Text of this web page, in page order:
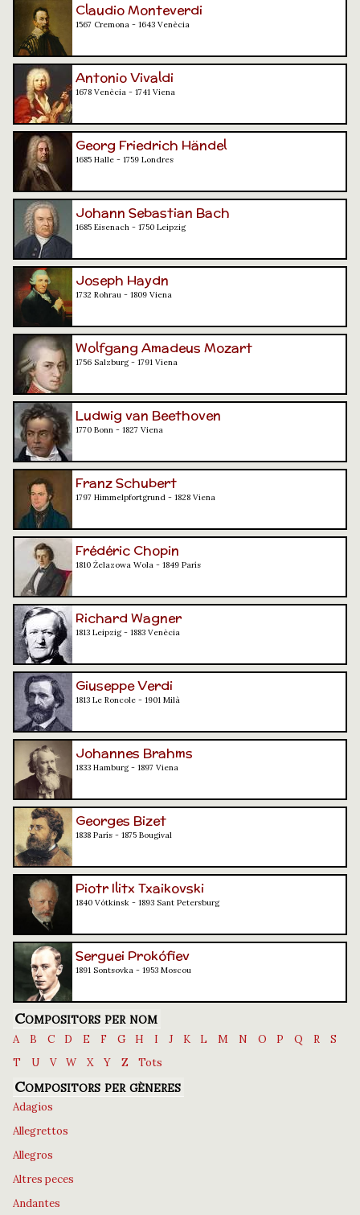
Claudio Monteverdi
1567 Cremona - 1643 Venècia
Antonio Vivaldi
1678 Venècia - 1741 Viena
Georg Friedrich Händel
1685 Halle - 1759 Londres
Johann Sebastian Bach
1685 Eisenach - 1750 Leipzig
Joseph Haydn
1732 Rohrau - 1809 Viena
Wolfgang Amadeus Mozart
1756 Salzburg - 1791 Viena
Ludwig van Beethoven
1770 Bonn - 1827 Viena
Franz Schubert
1797 Himmelpfortgrund - 1828 Viena
Frédéric Chopin
1810 Żelazowa Wola - 1849 París
Richard Wagner
1813 Leipzig - 1883 Venècia
Giuseppe Verdi
1813 Le Roncole - 1901 Milà
Johannes Brahms
1833 Hamburg - 1897 Viena
Georges Bizet
1838 París - 1875 Bougival
Piotr Ilitx Txaikovski
1840 Vótkinsk - 1893 Sant Petersburg
Serguei Prokófiev
1891 Sontsovka - 1953 Moscou
Compositors per nom
A B C D E F G H I J K L M N O P Q R
S
T
U V W X Y Z Tots
Compositors per gèneres
Adagios
Allegrettos
Allegros
Altres peces
Andantes